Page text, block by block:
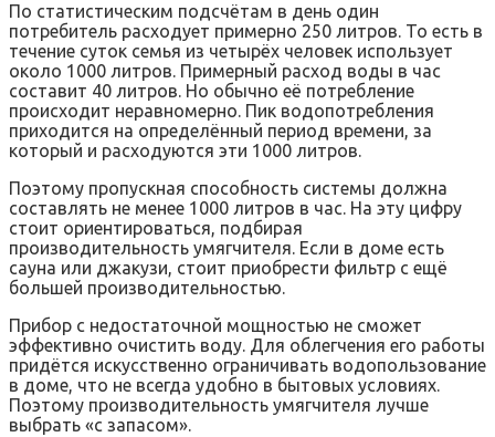
По статистическим подсчётам в день один
потребитель расходует примерно 250 литров. То есть в
течение суток семья из четырёх человек использует
около 1000 литров. Примерный расход воды в час
составит 40 литров. Но обычно её потребление
происходит неравномерно. Пик водопотребления
приходится на определённый период времени, за
который и расходуются эти 1000 литров.
Поэтому пропускная способность системы должна
составлять не менее 1000 литров в час. На эту цифру
стоит ориентироваться, подбирая
производительность умягчителя. Если в доме есть
сауна или джакузи, стоит приобрести фильтр с ещё
большей производительностью.
Прибор с недостаточной мощностью не сможет
эффективно очистить воду. Для облегчения его работы
придётся искусственно ограничивать водопользование
в доме, что не всегда удобно в бытовых условиях.
Поэтому производительность умягчителя лучше
выбрать «с запасом».